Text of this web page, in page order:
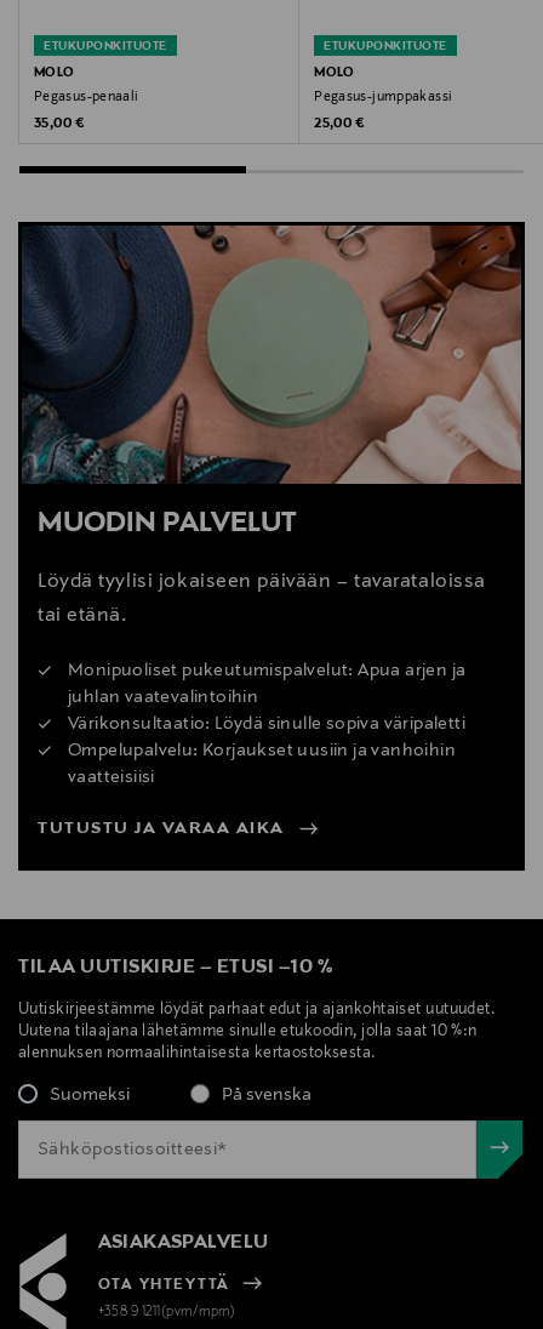
ETUKUPONKITUOTE
MOLO
Pegasus-penaali
Original Price
35,00 €
ETUKUPONKITUOTE
MOLO
Pegasus-jumppakassi
Original Price
25,00 €
MUODIN PALVELUT
Löydä tyylisi jokaiseen päivään – tavarataloissa
tai etänä.
Monipuoliset pukeutumispalvelut: Apua arjen ja
juhlan vaatevalintoihin
Värikonsultaatio: Löydä sinulle sopiva väripaletti
Ompelupalvelu: Korjaukset uusiin ja vanhoihin
vaatteisiisi
TUTUSTU JA VARAA AIKA
TILAA UUTISKIRJE – ETUSI –10 %
Uutiskirjeestämme löydät parhaat edut ja ajankohtaiset uutuudet.
Uutena tilaajana lähetämme sinulle etukoodin, jolla saat 10 %:n
alennuksen normaalihintaisesta kertaostoksesta.
Suomeksi På svenska
ASIAKASPALVELU
OTA YHTEYTTÄ
+358 9 1211(pvm/mpm)